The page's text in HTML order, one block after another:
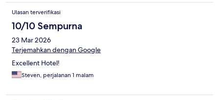
Ulasan terverifikasi
10/10 Sempurna
23 Mar 2026
Terjemahkan dengan Google
Excellent Hotel!
Steven, perjalanan 1 malam